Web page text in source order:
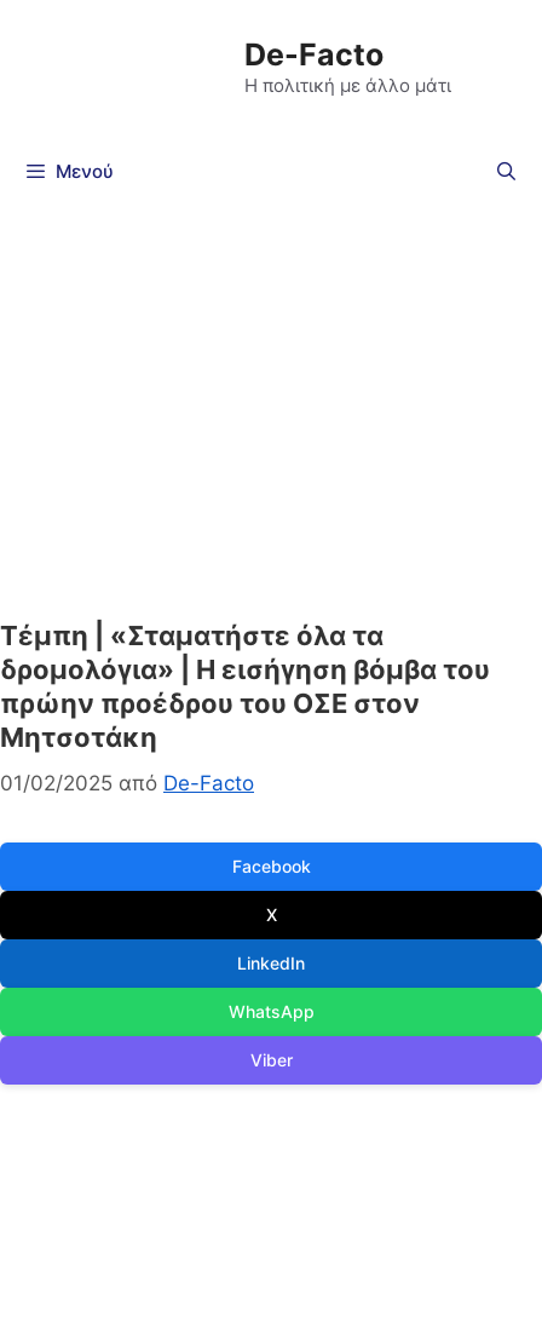
De-Facto
Η πολιτική με άλλο μάτι
Μενού
Τέμπη | «Σταματήστε όλα τα
δρομολόγια» | Η εισήγηση βόμβα του
πρώην προέδρου του ΟΣΕ στον
Μητσοτάκη
01/02/2025 από De-Facto
Facebook
X
LinkedIn
WhatsApp
Viber